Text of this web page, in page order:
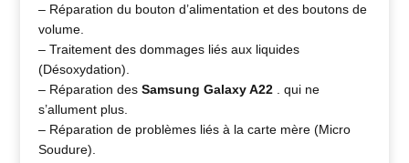
– Réparation du bouton d’alimentation et des boutons de
volume.
– Traitement des dommages liés aux liquides
(Désoxydation).
– Réparation desSamsung Galaxy A22
qui ne
s’allument plus.
– Réparation de problèmes liés à la carte mère (Micro
Soudure).